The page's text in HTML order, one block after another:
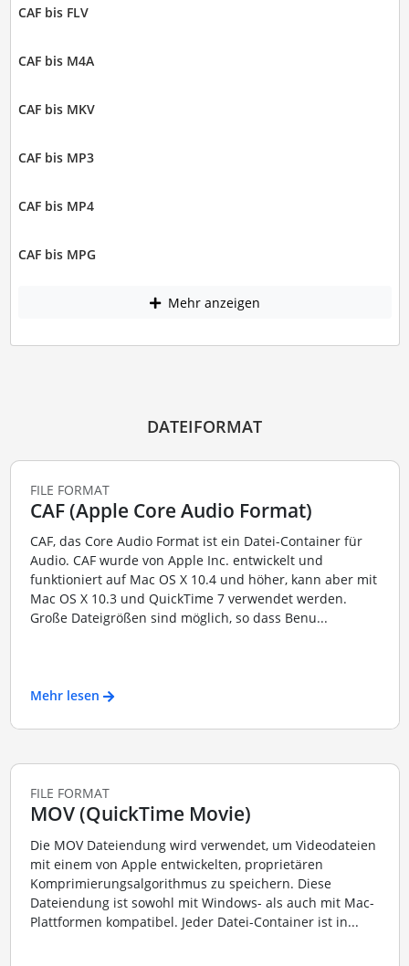
CAF bis FLV
CAF bis M4A
CAF bis MKV
CAF bis MP3
CAF bis MP4
CAF bis MPG
Mehr anzeigen
DATEIFORMAT
FILE FORMAT
CAF (Apple Core Audio Format)
CAF, das Core Audio Format ist ein Datei-Container für
Audio. CAF wurde von Apple Inc. entwickelt und
funktioniert auf Mac OS X 10.4 und höher, kann aber mit
Mac OS X 10.3 und QuickTime 7 verwendet werden.
Große Dateigrößen sind möglich, so dass Benu...
Mehr lesen
FILE FORMAT
MOV (QuickTime Movie)
Die MOV Dateiendung wird verwendet, um Videodateien
mit einem von Apple entwickelten, proprietären
Komprimierungsalgorithmus zu speichern. Diese
Dateiendung ist sowohl mit Windows- als auch mit Mac-
Plattformen kompatibel. Jeder Datei-Container ist in...